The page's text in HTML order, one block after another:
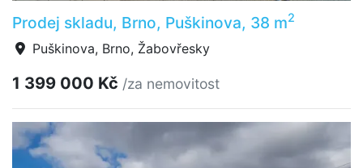
Prodej skladu, Brno, Puškinova, 38 m2
Puškinova, Brno, Žabovřesky
1 399 000 Kč /za nemovitost